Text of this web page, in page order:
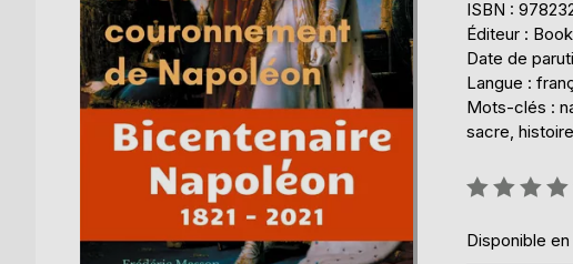
ISBN :
Éditeur :
Date de
Langue :
Mots-clés :
sacre,
Évaluation:
Disponible en